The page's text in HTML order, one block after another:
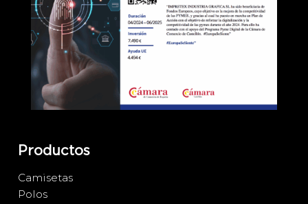
Productos
Camisetas
Polos